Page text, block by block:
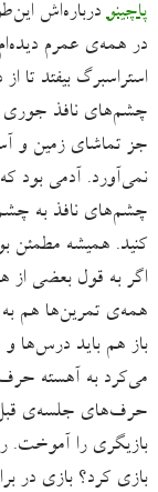
پاچینو درباره‌اش
در همه‌ی عمرم
استراسبرگ بیفتد تا
چشم‌های نافذ جوری
جز تماشای زمین و
نمی‌آورد. آدمی بود
چشم‌های نافذ به
کنید. همیشه مطمئن
اگر به قول بعضی از
همه‌ی تمرین‌ها هم به
باز هم باید درس‌ها
می‌کرد به آهسته
حرف‌های جلسه‌ی قبل
بازیگری را آموخت.
بازی کرد؟ بازی در